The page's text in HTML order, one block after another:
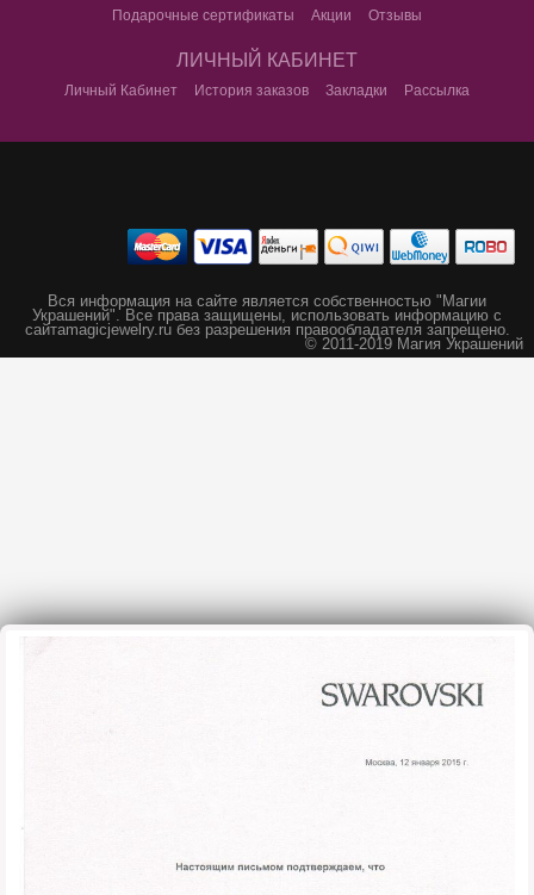
Подарочные сертификаты Акции Отзывы
ЛИЧНЫЙ КАБИНЕТ
Личный Кабинет История заказов Закладки Рассылка
Вся информация на сайте является собственностью "Магии
Украшений". Все права защищены, использовать информацию с
сайтаmagicjewelry.ru без разрешения правообладателя запрещено.
© 2011-2019 Магия Украшений